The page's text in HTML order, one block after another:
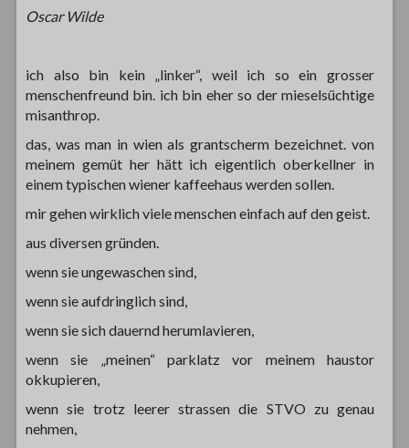
Oscar Wilde
ich also bin kein „linker“, weil ich so ein grosser
menschenfreund bin. ich bin eher so der mieselsüchtige
misanthrop.
das, was man in wien als grantscherm bezeichnet. von
meinem gemüt her hätt ich eigentlich oberkellner in
einem typischen wiener kaffeehaus werden sollen.
mir gehen wirklich viele menschen einfach auf den geist.
aus diversen gründen.
wenn sie ungewaschen sind,
wenn sie aufdringlich sind,
wenn sie sich dauernd herumlavieren,
wenn sie „meinen“ parklatz vor meinem haustor
okkupieren,
wenn sie trotz leerer strassen die STVO zu genau
nehmen,